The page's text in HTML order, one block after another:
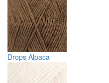
Drops Alpaca